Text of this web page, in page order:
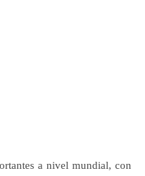
a nivel mundial, con